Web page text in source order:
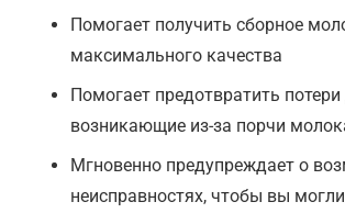
Помогает получить сборное
максимального качества
Помогает предотвратить
возникающие из-за порчи
Мгновенно предупреждает о
неисправностях, чтобы вы